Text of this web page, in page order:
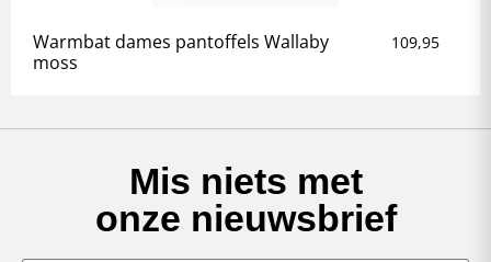
Warmbat dames pantoffels Wallaby
moss
109,95
Mis niets met
onze nieuwsbrief